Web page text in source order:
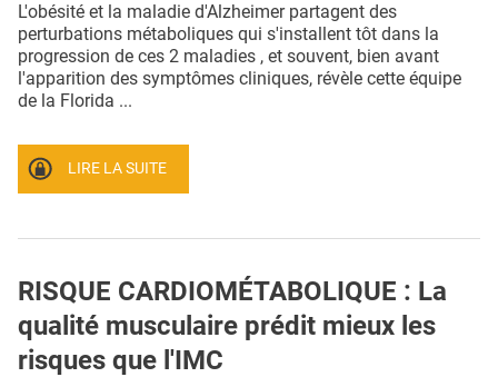
L'obésité et la maladie d'Alzheimer partagent des
perturbations métaboliques qui s'installent tôt dans la
progression de ces 2 maladies , et souvent, bien avant
l'apparition des symptômes cliniques, révèle cette équipe
de la Florida ...
LIRE LA SUITE
RISQUE CARDIOMÉTABOLIQUE : La
qualité musculaire prédit mieux les
risques que l'IMC